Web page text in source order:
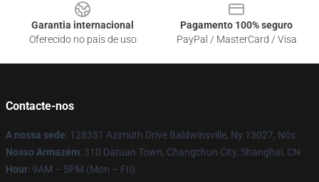
Garantia internacional
Oferecido no país de uso
Pagamento 100% seguro
PayPal / MasterCard / Visa
Contacte-nos
A nossa sede: 128351 Azimuth Drive Baldwinsville, Ny 13027, Nós
Nosso Armazém: 310 Datuan Town, Changchun City, Shanghai, CN
Hour: 9AM – 5PM (Mon – Fri)